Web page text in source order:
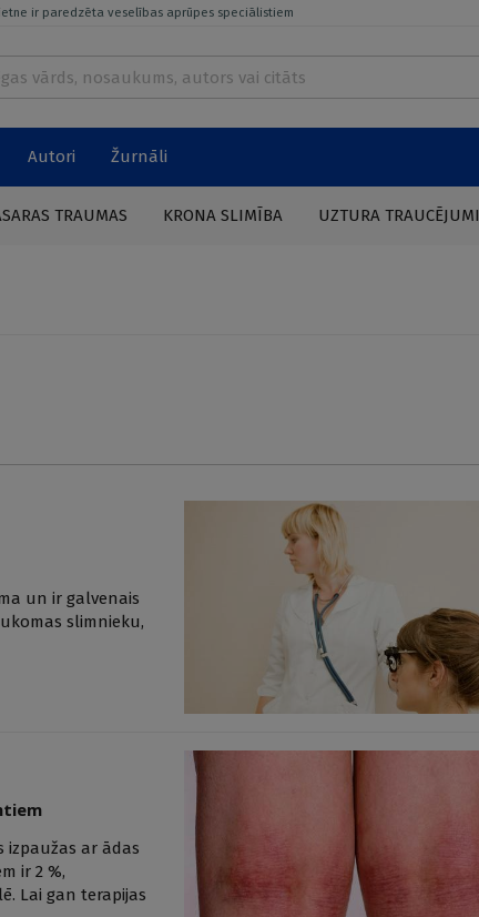
ir paredzēta veselības aprūpes speciālistiem
Autori Žurnāli
TRAUMAS KRONA SLIMĪBA UZTURA TRAUCĒJUMI
un ir galvenais
slimnieku,
izpaužas ar ādas
ir 2 %,
Lai gan terapijas